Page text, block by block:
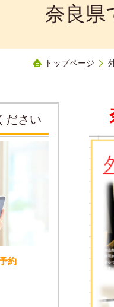
奈良県
トップページ
ださい
約